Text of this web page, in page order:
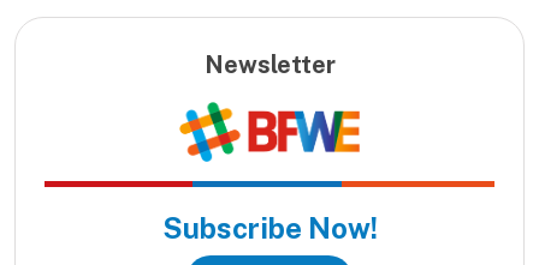
Newsletter
Subscribe Now!